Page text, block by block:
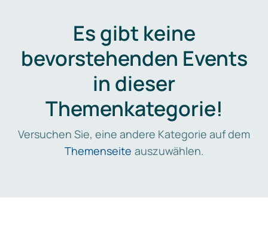
Es gibt keine
bevorstehenden Events
in dieser
Themenkategorie!
Versuchen Sie, eine andere Kategorie auf dem
Themenseite auszuwählen.